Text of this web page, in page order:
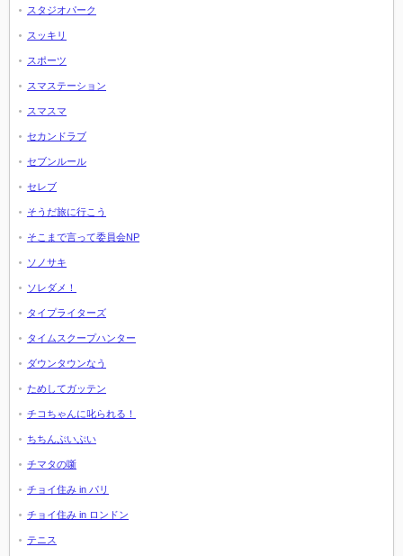
スタジオパーク
スッキリ
スポーツ
スマステーション
スマスマ
セカンドラブ
セブンルール
セレブ
そうだ旅に行こう
そこまで言って委員会NP
ソノサキ
ソレダメ！
タイプライターズ
タイムスクープハンター
ダウンタウンなう
ためしてガッテン
チコちゃんに叱られる！
ちちんぷいぷい
チマタの噺
チョイ住み in パリ
チョイ住み in ロンドン
テニス